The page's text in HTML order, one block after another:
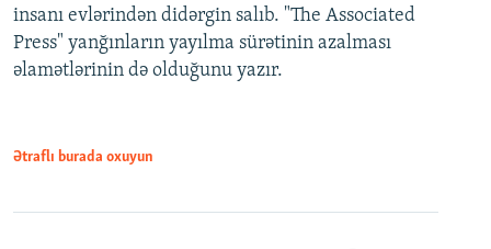
insanı evlərindən didərgin salıb. "The Associated
Press" yanğınların yayılma sürətinin azalması
əlamətlərinin də olduğunu yazır.
Ətraflı burada oxuyun